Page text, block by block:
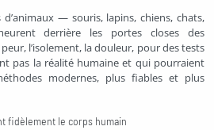
— souris, lapins, chiens, chats,
derrière les portes closes des
l’isolement, la douleur, pour des tests
pas la réalité humaine et qui pourraient
modernes, plus fiables et plus
fidèlement le corps humain